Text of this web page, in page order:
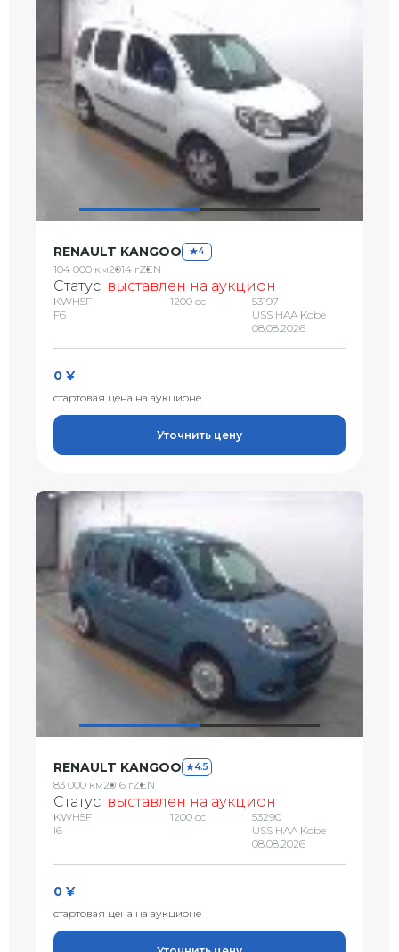
RENAULT KANGOO 4
104 000 км2014 гZEN
Статус: выставлен на аукцион
KWH5F
F6
1200 сс
53197
USS HAA Kobe
08.08.2026
0 ¥
стартовая цена на аукционе
Уточнить цену
RENAULT KANGOO 4.5
83 000 км2016 гZEN
Статус: выставлен на аукцион
KWH5F
I6
1200 сс
53290
USS HAA Kobe
08.08.2026
0 ¥
стартовая цена на аукционе